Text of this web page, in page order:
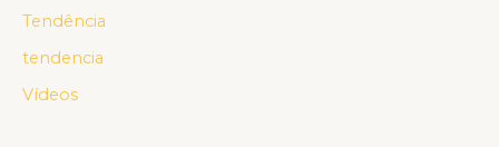
Tendência
tendencia
Vídeos